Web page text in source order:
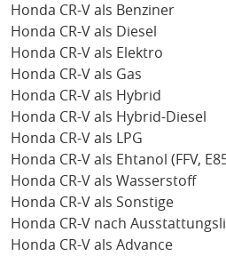
Honda CR-V als Benziner
Honda CR-V als Diesel
Honda CR-V als Elektro
Honda CR-V als Gas
Honda CR-V als Hybrid
Honda CR-V als Hybrid-Diesel
Honda CR-V als LPG
Honda CR-V als Ehtanol (FFV,
Honda CR-V als Wasserstoff
Honda CR-V als Sonstige
Honda CR-V nach
Honda CR-V als Advance